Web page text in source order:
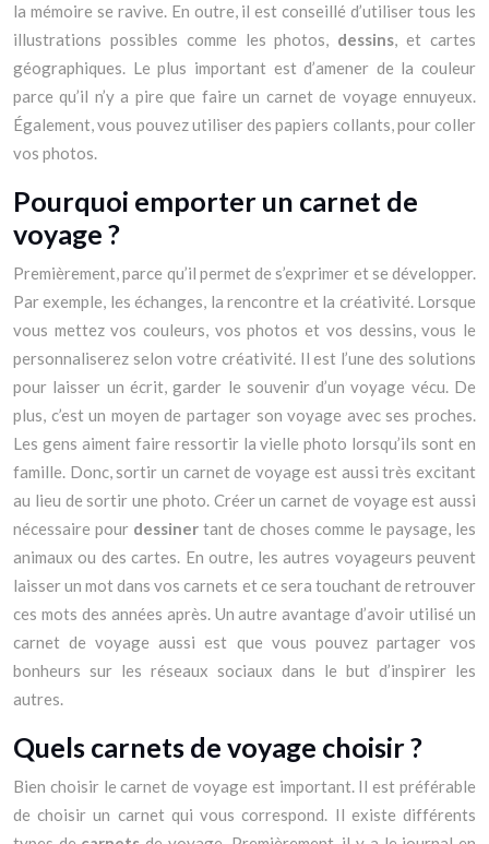
la mémoire se ravive. En outre, il est conseillé d’utiliser tous les
illustrations possibles comme les photos, dessins, et cartes
géographiques. Le plus important est d’amener de la couleur
parce qu’il n’y a pire que faire un carnet de voyage ennuyeux.
Également, vous pouvez utiliser des papiers collants, pour coller
vos photos.
Pourquoi emporter un carnet de
voyage ?
Premièrement, parce qu’il permet de s’exprimer et se développer.
Par exemple, les échanges, la rencontre et la créativité. Lorsque
vous mettez vos couleurs, vos photos et vos dessins, vous le
personnaliserez selon votre créativité. Il est l’une des solutions
pour laisser un écrit, garder le souvenir d’un voyage vécu. De
plus, c’est un moyen de partager son voyage avec ses proches.
Les gens aiment faire ressortir la vielle photo lorsqu’ils sont en
famille. Donc, sortir un carnet de voyage est aussi très excitant
au lieu de sortir une photo. Créer un carnet de voyage est aussi
nécessaire pour dessiner tant de choses comme le paysage, les
animaux ou des cartes. En outre, les autres voyageurs peuvent
laisser un mot dans vos carnets et ce sera touchant de retrouver
ces mots des années après. Un autre avantage d’avoir utilisé un
carnet de voyage aussi est que vous pouvez partager vos
bonheurs sur les réseaux sociaux dans le but d’inspirer les
autres.
Quels carnets de voyage choisir ?
Bien choisir le carnet de voyage est important. Il est préférable
de choisir un carnet qui vous correspond. Il existe différents